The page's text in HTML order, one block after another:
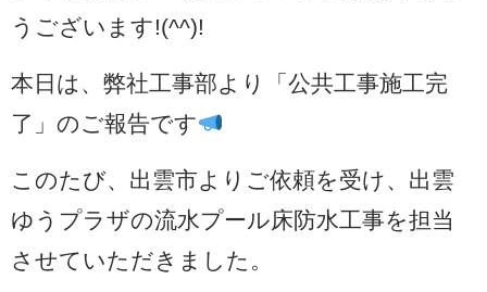
うございます!(^^)!
本日は、弊社工事部より「公共工事施工完
了」のご報告です
このたび、出雲市よりご依頼を受け、出雲
ゆうプラザの流水プール床防水工事を担当
させていただきました。